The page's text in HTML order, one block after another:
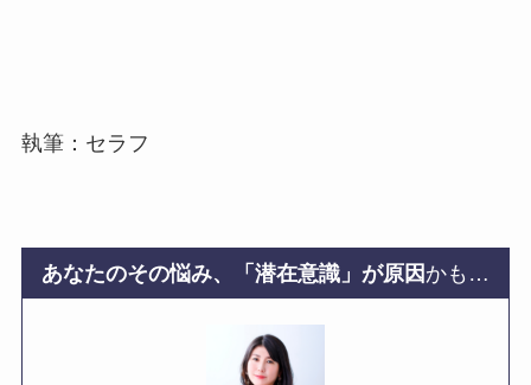
執筆：セラフ
あなたのその悩み、「潜在意識」が原因 かも…